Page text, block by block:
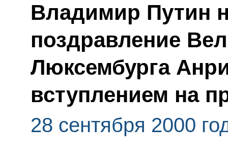
Владимир Путин
поздравление
Люксембурга
вступлением на
28 сентября 2000